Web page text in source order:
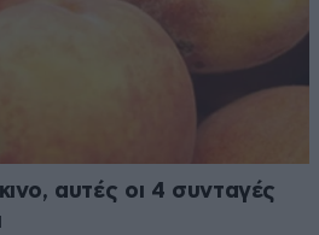
αυτές οι 4 συνταγές